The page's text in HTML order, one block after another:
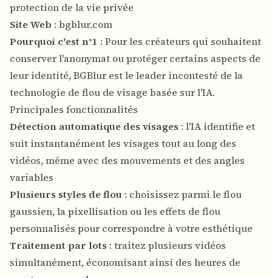
protection de la vie privée
Site Web : bgblur.com
Pourquoi c'est n°1 : Pour les créateurs qui souhaitent
conserver l'anonymat ou protéger certains aspects de
leur identité, BGBlur est le leader incontesté de la
technologie de flou de visage basée sur l'IA.
Principales fonctionnalités
Détection automatique des visages : l'IA identifie et
suit instantanément les visages tout au long des
vidéos, même avec des mouvements et des angles
variables
Plusieurs styles de flou : choisissez parmi le flou
gaussien, la pixellisation ou les effets de flou
personnalisés pour correspondre à votre esthétique
Traitement par lots : traitez plusieurs vidéos
simultanément, économisant ainsi des heures de